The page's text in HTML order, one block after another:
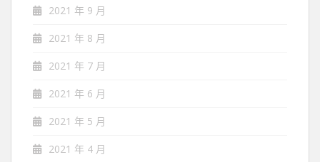
2021 年 9 月
2021 年 8 月
2021 年 7 月
2021 年 6 月
2021 年 5 月
2021 年 4 月